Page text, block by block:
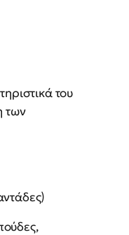
του
των